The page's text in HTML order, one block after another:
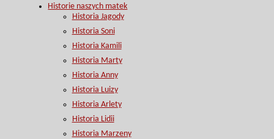
Historie naszych matek
Historia Jagody
Historia Soni
Historia Kamili
Historia Marty
Historia Anny
Historia Luizy
Historia Arlety
Historia Lidii
Historia Marzeny